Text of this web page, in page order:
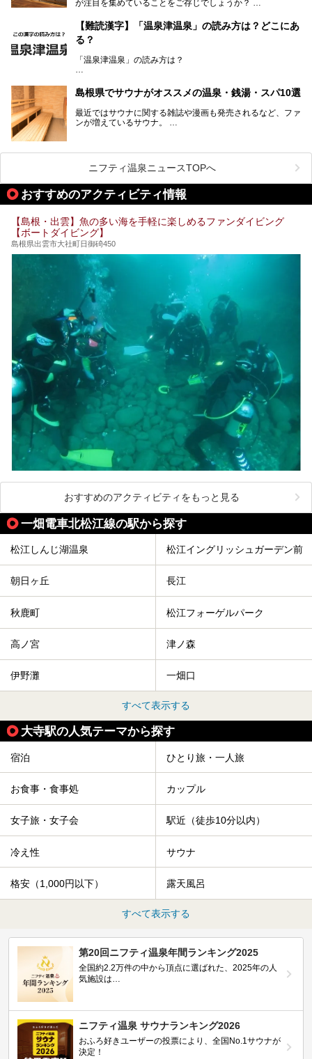
り流れる時間のなかで、心の底からのんびりできるスーパー
が注目を集めていることをご存じでしょうか？
「さんべ温泉そばカフェ湯元」は日帰り温泉と、名物のそば
を提供するカフェという新しい営業スタイルで、観光客に限
らず地元民にも親しまれています。
宿泊をせずとも、気軽に源泉のお湯をつかった温泉と、美味
しいそばが楽しめるなんて、とても素敵ですよね。
を経て現在のスタイルに辿り着いているのです。
【難読漢字】「温泉津温泉」の読み方は？どこにあ
る？
「温泉津温泉」の読み方は？
か？
島根県でサウナがオススメの温泉・銭湯・スパ10選
最近ではサウナに関する雑誌や漫画も発売されるなど、ファ
ンが増えているサウナ。
しかしサウナは一口にサウナと言っても、ドライサウナ、ス
チームサウナ、塩サウナなどが存在し、施設によって様々な
今回はそんな今話題のサウナが楽しめる、島根県内にあるオ
ススメ温泉・銭湯・スパを10件まとめてご紹介します。
ニフティ温泉ニュースTOPへ
おすすめのアクティビティ情報
【島根・出雲】魚の多い海を手軽に楽しめるファンダイビング
【ボートダイビング】
島根県出雲市大社町日御碕450
おすすめのアクティビティをもっと見る
一畑電車北松江線の駅から探す
松江しんじ湖温泉 松江イングリッシュガーデン前
朝日ヶ丘 長江
秋鹿町 松江フォーゲルパーク
高ノ宮 津ノ森
伊野灘 一畑口
すべて表示する
大寺駅の人気テーマから探す
宿泊 ひとり旅・一人旅
お食事・食事処 カップル
女子旅・女子会 駅近（徒歩10分以内）
冷え性 サウナ
格安（1,000円以下） 露天風呂
すべて表示する
第20回ニフティ温泉年間ランキング2025
全国約2.2万件の中から頂点に選ばれた、2025年の人
気施設は…
ニフティ温泉 サウナランキング2026
おふろ好きユーザーの投票により、全国No.1サウナが
決定！